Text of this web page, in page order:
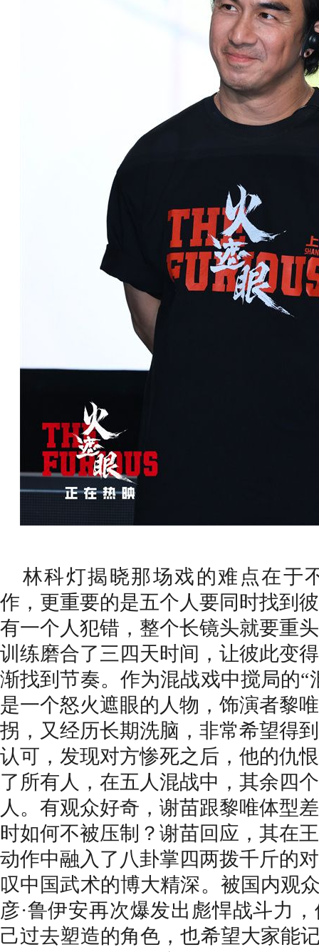
林科灯揭晓那场戏的难点在于
作，更重要的是五个人要同时找到
有一个人犯错，整个长镜头就要重
训练磨合了三四天时间，让彼此变
渐找到节奏。作为混战戏中搅局的“
是一个怒火遮眼的人物，饰演者黎
拐，又经历长期洗脑，非常希望得
认可，发现对方惨死之后，他的仇
了所有人，在五人混战中，其余四
人。有观众好奇，谢苗跟黎唯体型
时如何不被压制？谢苗回应，其在
动作中融入了八卦掌四两拨千斤的
叹中国武术的博大精深。被国内观
彦·鲁伊安再次爆发出彪悍战斗力
己过去塑造的角色，也希望大家能